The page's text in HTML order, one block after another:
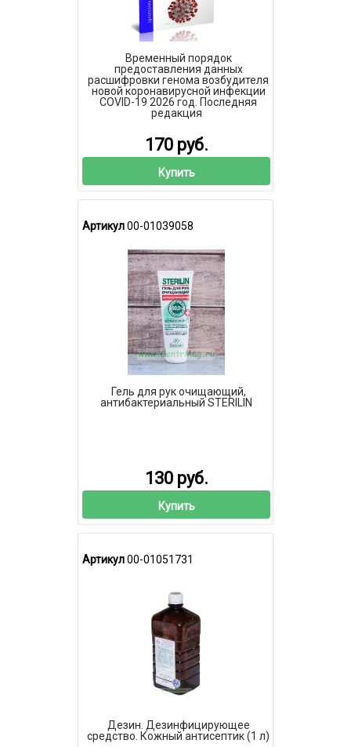
Временный порядок
предоставления данных
расшифровки генома возбудителя
новой коронавирусной инфекции
COVID-19 2026 год. Последняя
редакция
170 руб.
Купить
Артикул00-01039058
Гель для рук очищающий,
антибактериальный STERILIN
130 руб.
Купить
Артикул00-01051731
Дезин. Дезинфицирующее
средство. Кожный антисептик (1 л)